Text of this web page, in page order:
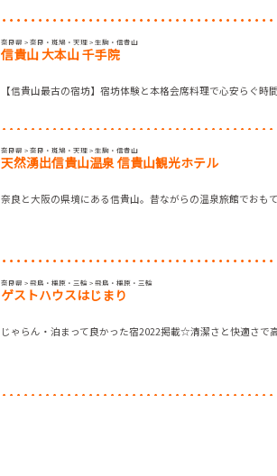
奈良県 > 奈良・斑鳩・天理 > 生駒・信貴山
信貴山 大本山 千手院
【信貴山最古の宿坊】宿坊体験と本格会席料理で心安らぐ時
奈良県 > 奈良・斑鳩・天理 > 生駒・信貴山
天然湧出信貴山温泉 信貴山観光ホテル
奈良と大阪の県境にある信貴山。昔ながらの温泉旅館でおも
奈良県 > 飛鳥・橿原・三輪 > 飛鳥・橿原・三輪
ゲストハウスはじまり
じゃらん・泊まって良かった宿2022掲載☆清潔さと快適さで